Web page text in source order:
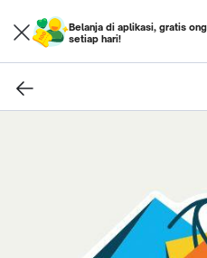
Belanja di aplikasi, gratis
setiap hari!